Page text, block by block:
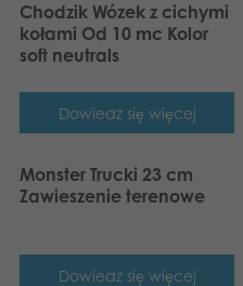
Chodzik Wózek z cichymi
kołami Od 10 mc Kolor
soft neutrals
Dowiedz się więcej
Monster Trucki 23 cm
Zawieszenie terenowe
Dowiedz się więcej